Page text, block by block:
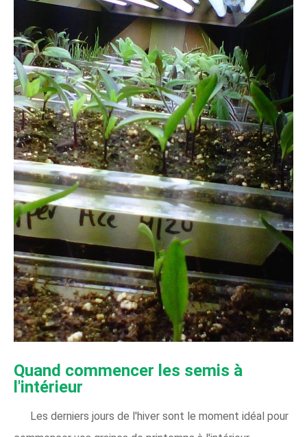
Quand commencer les semis à
l'intérieur
Les derniers jours de l'hiver sont le moment idéal pour